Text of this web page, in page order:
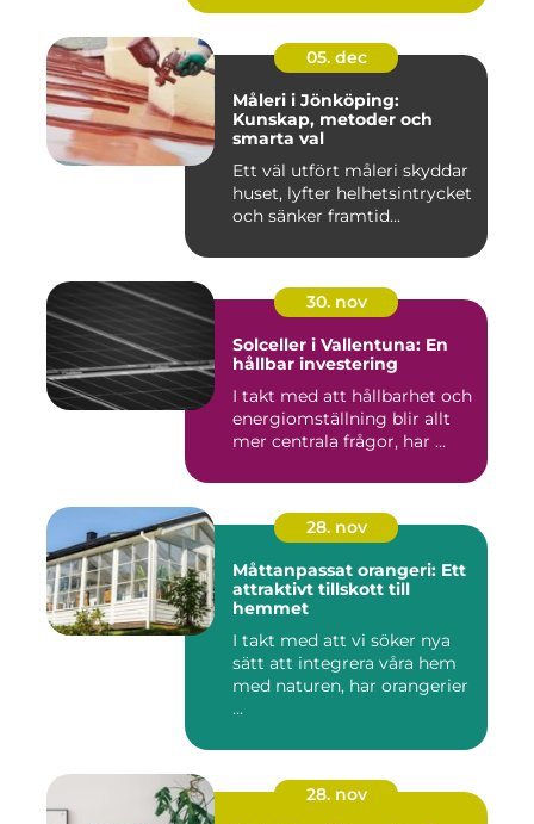
05. dec
Måleri i Jönköping:
Kunskap, metoder och
smarta val
Ett väl utfört måleri skyddar
huset, lyfter helhetsintrycket
och sänker framtid...
30. nov
Solceller i Vallentuna: En
hållbar investering
I takt med att hållbarhet och
energiomställning blir allt
mer centrala frågor, har ...
28. nov
Måttanpassat orangeri: Ett
attraktivt tillskott till
hemmet
I takt med att vi söker nya
sätt att integrera våra hem
med naturen, har orangerier
...
28. nov